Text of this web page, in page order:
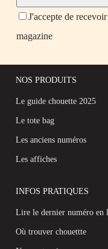
J'accepte de
magazine
NOS PRODUITS
Le guide chouette 2025
Le tote bag
Les anciens numéros
Les affiches
INFOS PRATIQUES
Lire le dernier numéro en
Où trouver chouettte